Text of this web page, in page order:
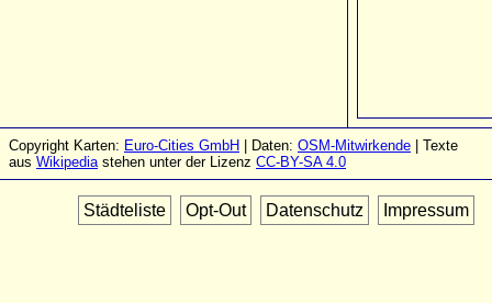
Copyright Karten: Euro-Cities GmbH | Daten: OSM-Mitwirkende | Texte
aus Wikipediastehen unter der Lizenz CC-BY-SA 4.0
Städteliste Opt-Out Datenschutz Impressum